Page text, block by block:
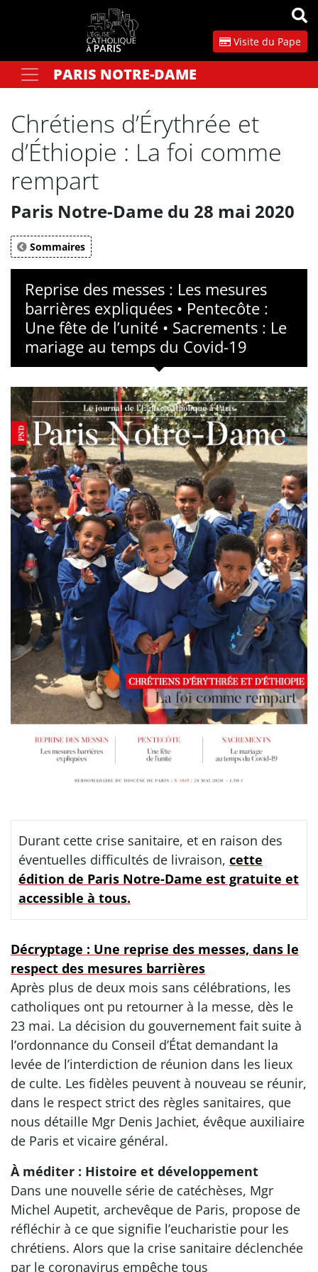
Visite du Pape
Votre recherchePARIS NOTRE-DAME
Chrétiens d’Érythrée et
d’Éthiopie : La foi comme
rempart
Paris Notre-Dame du 28 mai 2020
Sommaires
Reprise des messes : Les mesures
barrières expliquées • Pentecôte :
Une fête de l’unité • Sacrements : Le
mariage au temps du Covid-19
Durant cette crise sanitaire, et en raison des
éventuelles difficultés de livraison, cette
édition de Paris Notre-Dame est gratuite et
accessible à tous.
Décryptage : Une reprise des messes, dans le
respect des mesures barrières
Après plus de deux mois sans célébrations, les
catholiques ont pu retourner à la messe, dès le
23 mai. La décision du gouvernement fait suite à
l’ordonnance du Conseil d’État demandant la
levée de l’interdiction de réunion dans les lieux
de culte. Les fidèles peuvent à nouveau se réunir,
dans le respect strict des règles sanitaires, que
nous détaille Mgr Denis Jachiet, évêque auxiliaire
de Paris et vicaire général.
À méditer : Histoire et développement
Dans une nouvelle série de catéchèses, Mgr
Michel Aupetit, archevêque de Paris, propose de
réfléchir à ce que signifie l’eucharistie pour les
chrétiens. Alors que la crise sanitaire déclenchée
par le coronavirus empêche tous
Panneau de gestion des cookies